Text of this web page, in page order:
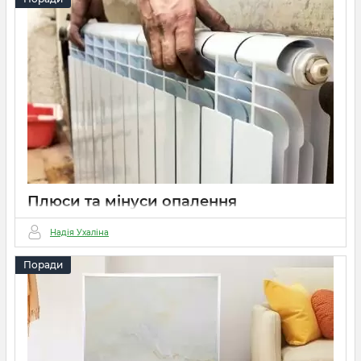
ефективні, безпечні, енергоефективні,
портативні та малошумні. Оберіть з
потужністю, термостатом та додатковими
функціями для комфорту.
Плюси та мінуси опалення
радіаторами, де їх встановлювати
краще?
27 06 2023 0 3 хвилини
Радіатори Ecoteplo: плюси –
ефективність, регулювання
температури, зонування; мінуси –
великі габарити, пил. Рекомендується
Надія Ухаліна
Поради